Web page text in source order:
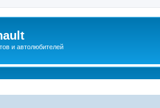
и автолюбителей